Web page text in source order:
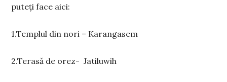
puteți face aici:
1.Templul din nori – Karangasem
2.Terasă de orez- Jatiluwih